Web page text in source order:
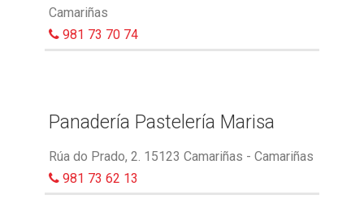
Camariñas
981 73 70 74
Panadería Pastelería Marisa
Rúa do Prado, 2. 15123 Camariñas - Camariñas
981 73 62 13